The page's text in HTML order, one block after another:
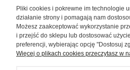
Pomoc
Moje konto
Informacje
Pliki cookies i pokrewne im technologie
działanie strony i pomagają nam
Możesz zaakceptować wykorzystanie
i przejść do sklepu lub dostosować
preferencji, wybierając opcję "Dostosuj
Więcej o plikach cookies przeczytasz w